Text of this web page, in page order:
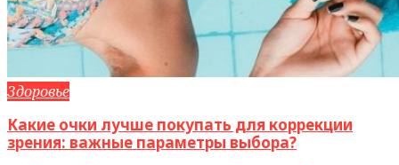
Здоровье
Какие очки лучше покупать для коррекции
зрения: важные параметры выбора?